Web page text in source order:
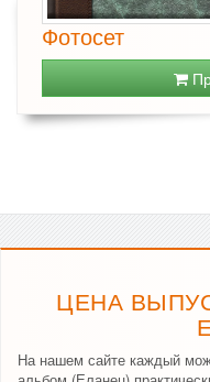
Фотосет
ЦЕНА
На нашем сайте каждый